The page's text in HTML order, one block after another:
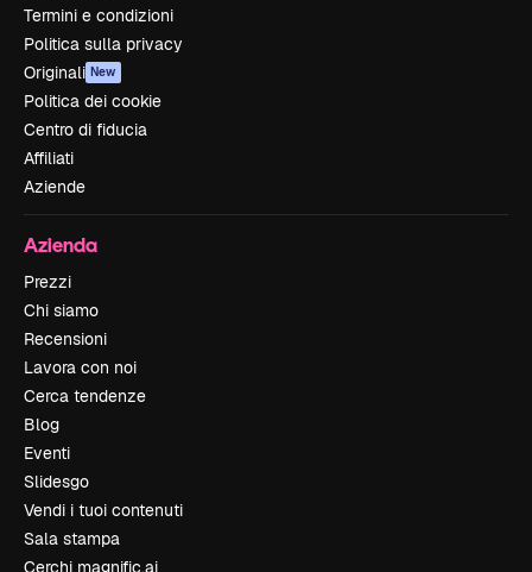
Termini e condizioni
Politica sulla privacy
Originali New
Politica dei cookie
Centro di fiducia
Affiliati
Aziende
Azienda
Prezzi
Chi siamo
Recensioni
Lavora con noi
Cerca tendenze
Blog
Eventi
Slidesgo
Vendi i tuoi contenuti
Sala stampa
Cerchi magnific.ai